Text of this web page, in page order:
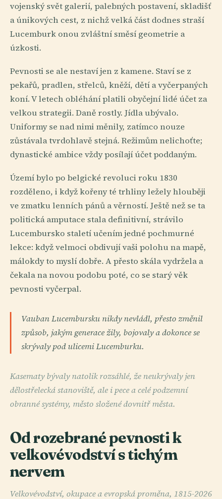
vojenský svět galerií, palebných postavení, skladišť
a únikových cest, z nichž velká část dodnes straší
Lucemburk onou zvláštní směsí geometrie a
úzkosti.
Pevnosti se ale nestaví jen z kamene. Staví se z
pekařů, pradlen, střelců, kněží, dětí a vyčerpaných
koní. V letech obléhání platili obyčejní lidé účet za
velkou strategii. Daně rostly. Jídla ubývalo.
Uniformy se nad nimi měnily, zatímco nouze
zůstávala tvrdohlavě stejná. Režimům nelichoťte;
dynastické ambice vždy posílají účet poddaným.
Území bylo po belgické revoluci roku 1830
rozděleno, i když kořeny té trhliny ležely hlouběji
ve zmatku lenních pánů a věrností. Ještě než se ta
politická amputace stala definitivní, strávilo
Lucembursko staletí učením jedné pochmurné
lekce: když velmoci obdivují vaši polohu na mapě,
málokdy to myslí dobře. A přesto skála vydržela a
čekala na novou podobu poté, co se starý věk
pevnosti vyčerpal.
Vauban Lucembursku nikdy nevládl, přesto změnil
způsob, jakým generace žily, bojovaly a dokonce se
skrývaly pod ulicemi Lucemburku.
Kasematy bývaly natolik rozsáhlé, že neukrývaly jen
dělostřelecká stanoviště, ale i pece a celé podzemní
obranné systémy, město složené dovnitř města.
Od rozebrané pevnosti k
velkovévodství s tichým
nervem
Velkovévodství, okupace a evropská proměna, 1815-2026